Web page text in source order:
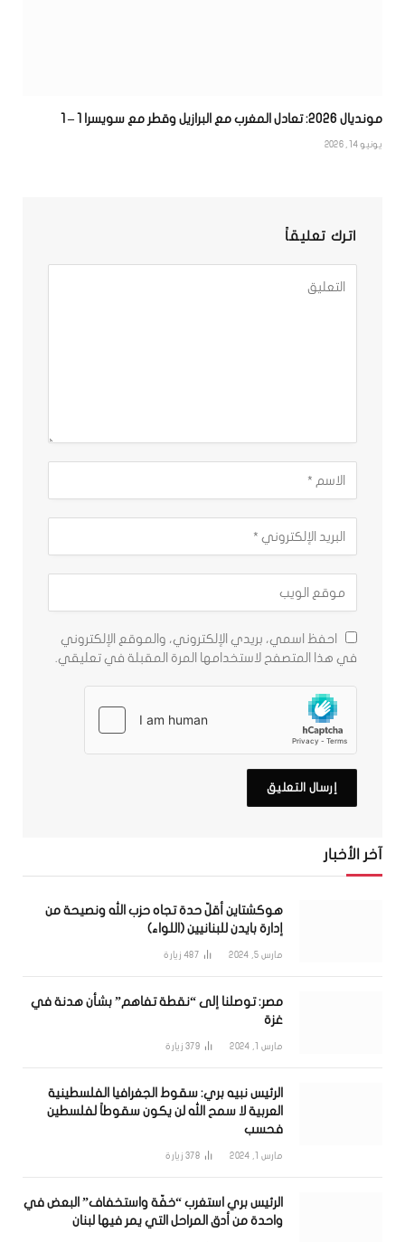
مونديال 2026: تعادل المغرب مع البرازيل وقطر مع سويسرا 1 – 1
يونيو 14, 2026
اترك تعليقاً
احفظ اسمي، بريدي الإلكتروني، والموقع الإلكتروني
في هذا المتصفح لاستخدامها المرة المقبلة في تعليقي.
آخر الأخبار
هوكشتاين أقلّ حدة تجاه حزب الله ونصيحة من
إدارة بايدن للبنانيين (اللواء)
مارس 5, 2024 487 زيارة
مصر: توصلنا إلى “نقطة تفاهم” بشأن هدنة في
غزة
مارس 1, 2024 379 زيارة
الرئيس نبيه بري: سقوط الجغرافيا الفلسطينية
العربية لا سمح الله لن يكون سقوطاً لفلسطين
فحسب
مارس 1, 2024 378 زيارة
الرئيس بري استغرب “خفّة واستخفاف” البعض في
واحدة من أدق المراحل التي يمر فيها لبنان